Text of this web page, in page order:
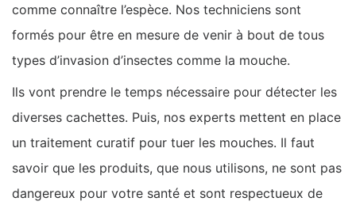
comme connaître l’espèce. Nos techniciens sont
formés pour être en mesure de venir à bout de tous
types d’invasion d’insectes comme la mouche.
Ils vont prendre le temps nécessaire pour détecter les
diverses cachettes. Puis, nos experts mettent en place
un traitement curatif pour tuer les mouches. Il faut
savoir que les produits, que nous utilisons, ne sont pas
dangereux pour votre santé et sont respectueux de